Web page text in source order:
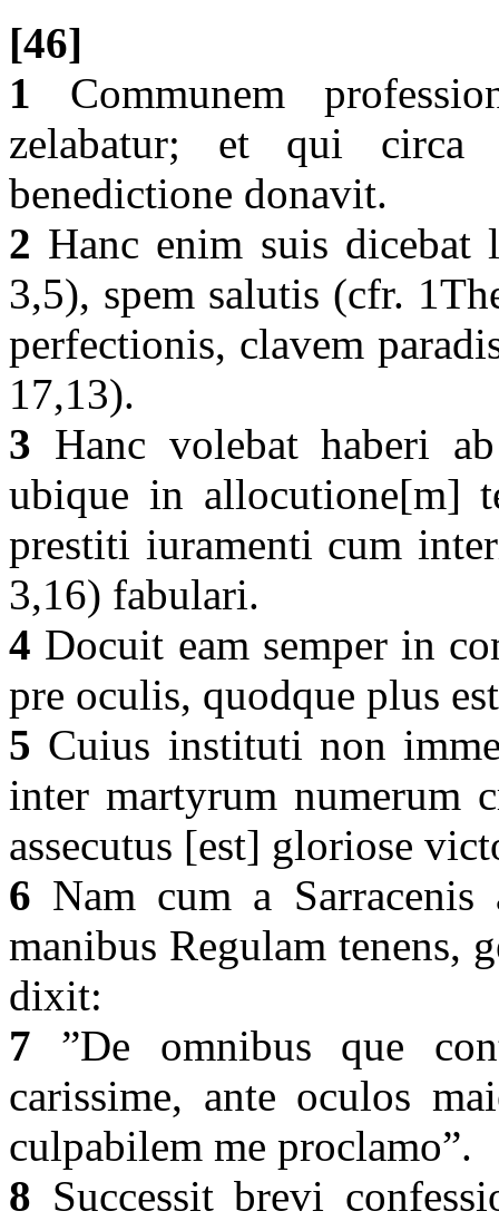
[46]
1 Communem
zelabatur; et qui circa
benedictione donavit.
2 Hanc enim suis
3,5), spem salutis (cfr.
perfectionis, clavem
17,13).
3 Hanc volebat haberi
ubique in allocutione[m]
prestiti iuramenti cum
3,16) fabulari.
4 Docuit eam semper in
pre oculis, quodque plus
5 Cuius instituti non
inter martyrum numerum
assecutus [est] gloriose
6 Nam cum a Sarracenis
manibus Regulam tenens,
dixit:
7 ”De omnibus que
carissime, ante oculos
culpabilem me proclamo”.
8 Successit brevi